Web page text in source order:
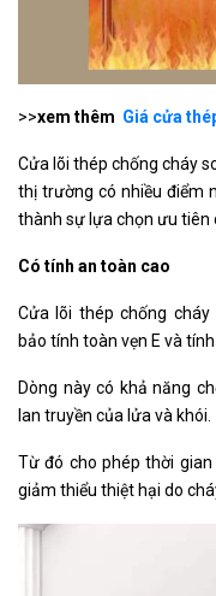
>>xem thêm Giá cửa
Cửa lõi thép chống cháy
thị trường có nhiều điểm
thành sự lựa chọn ưu tiên
Có tính an toàn cao
Cửa lõi thép chống
bảo tính toàn vẹn E và
Dòng này có khả năng
lan truyền của lửa và khói.
Từ đó cho phép thời
giảm thiểu thiệt hại do